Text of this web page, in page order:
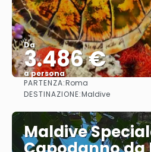
Da
3.486 €
a persona
PARTENZA:Roma
DESTINAZIONE:Maldive
Maldive